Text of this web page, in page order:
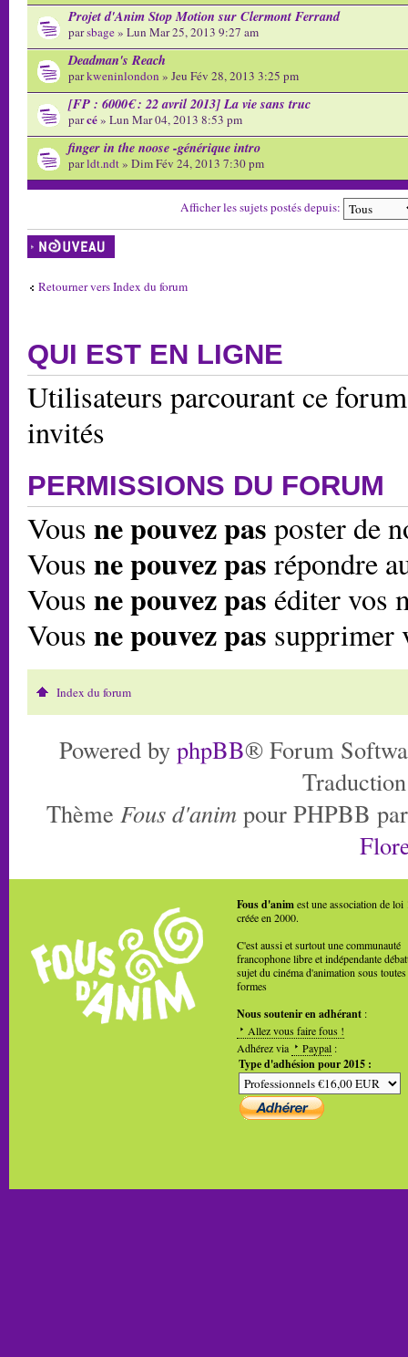
Projet d'Anim Stop Motion sur Clermont Ferrand
parsbage» Lun Mar 25, 2013 9:27 am
Deadman's Reach
parkweninlondon » Jeu Fév 28, 2013 3:25 pm
[FP : 6000€ : 22 avril 2013] La vie sans truc
parcé» Lun Mar 04, 2013 8:53 pm
finger in the noose -générique intro
parldt.ndt» Dim Fév 24, 2013 7:30 pm
Afficher les sujets postés depuis:
Écrire un nouveau
sujet
Retourner vers Index du forum
QUI EST EN LIGNE
Utilisateurs parcourant ce
invités
PERMISSIONS DU FORUM
Vous ne pouvez pas poster de
Vous ne pouvez pas répondre
Vous ne pouvez pas éditer vos
Vous ne pouvez pas supprimer
Index du forum
Powered by phpBB® Forum
Thème Fous d'anim pour PHPBB
Fous d'animest une association de loi
créée en 2000.
C'est aussi et surtout une communauté
francophone libre et indépendante
sujet du cinéma d'animation sous toutes
formes
Nous soutenir en adhérant :
Allez vous faire fous !
Adhérez via
Paypal :
Type d'adhésion pour 2015 :